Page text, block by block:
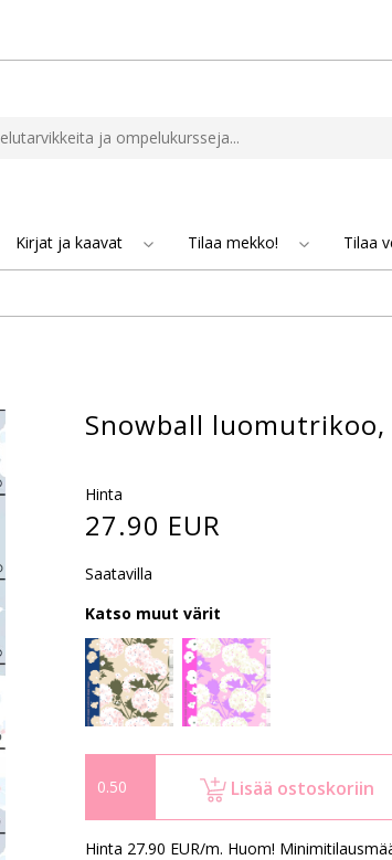
Kirjat ja kaavat Tilaa mekko! Tilaa
Snowball luomutrikoo,
Hinta
27.90 EUR
Saatavilla
Katso muut värit
Lisää ostoskoriin
Hinta 27.90 EUR/m. Huom!